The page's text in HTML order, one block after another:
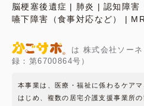
脳梗塞後遺症
肺炎
認知障害
嚥下障害（食事対応など）
は 株式会社ソー
録：第6700864号）
本事業は、医療・福祉に係わるケア
はじめ、複数の居宅介護支援事業所